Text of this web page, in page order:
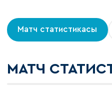
Матч статистикасы
МАТЧ